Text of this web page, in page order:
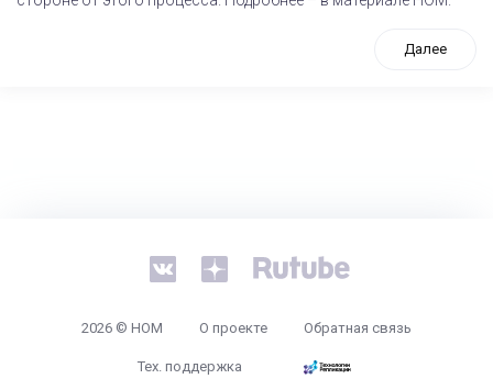
Далее
2026 © НОМ О проекте Обратная связь
Тех. поддержка